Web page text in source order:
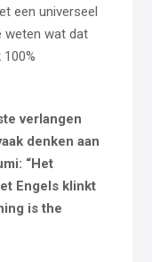
een universeel
weten wat dat
verlangen
denken aan
“Het
Engels klinkt
is the